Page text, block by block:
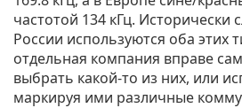
частотой 134 кГц. Исторически
России используются оба этих
отдельная компания вправе
выбрать какой-то из них, или
маркируя ими различные